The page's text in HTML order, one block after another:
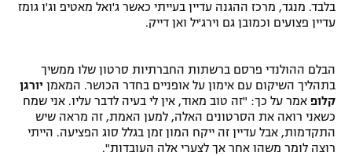
רשיון להקרנה פומבית לבית עסק
הצטרפות לחבילת הערוצים
לוח דרושים – ג'ובנט
תגיות
בלבד. מנגד, מרכז ההגנה עדיין בעייתי כאשר ג'ואל מאטיפ וג'ו גומז
עדיין פצועים וכמובן גם וירג'יל ואן דייק.
הבלם ההולנדי פרסם ברשתות החברתיות סרטון שלו ממשיך
בתהליך השיקום עם אימון על אופניים בחדר הכושר. המאמן יורגן
קלופ אמר על כך: "זה טוב מאוד, אין לי בעיה לדבר עליו. אני שמח
כשאני רואה את הסרטונים האלה, למען האמת, זה מראה שיש
התקדמות, אבל עדיין זה ייקח המון זמן בגלל סוג הפציעה. הייתי
רוצה לומר משהו אחר אך לצערי אלה העובדות".